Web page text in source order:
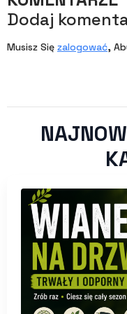
Dodaj
Musisz Się zalogować,